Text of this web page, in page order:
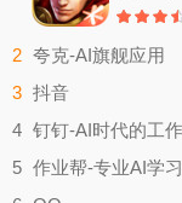
2 夸克-AI旗舰应用
3 抖音
影音视听
4 钉钉-AI时代的工
效率办公
5 作业帮-专业AI学